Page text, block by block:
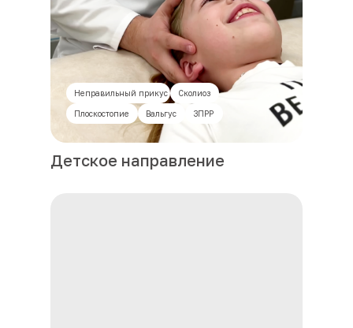
Неправильный прикус Сколиоз
Плоскостопие Вальгус ЗПРР
Детское направление